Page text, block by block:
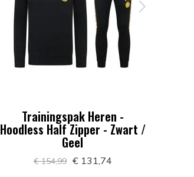
Trainingspak Heren -
Hoodless Half Zipper - Zwart /
Geel
€ 154,99 € 131,74